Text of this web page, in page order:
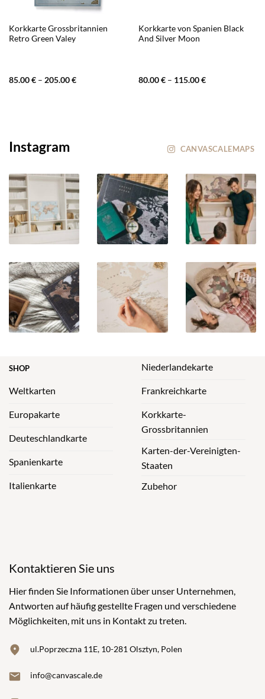
Korkkarte Grossbritannien
Retro Green Valey
85.00€– 205.00€
Korkkarte von Spanien Black
And Silver Moon
80.00€– 115.00€
Instagram CANVASCALEMAPS
SHOP
Weltkarten
Europakarte
Deuteschlandkarte
Spanienkarte
Italienkarte
Niederlandekarte
Frankreichkarte
Korkkarte-
Grossbritannien
Karten-der-Vereinigten-
Staaten
Zubehor
Kontaktieren Sie uns
Hier finden Sie Informationen über unser Unternehmen,
Antworten auf häufig gestellte Fragen und verschiedene
Möglichkeiten, mit uns in Kontakt zu treten.
ul.Poprzeczna 11E, 10-281 Olsztyn, Polen
info@canvascale.de